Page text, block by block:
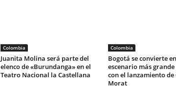
Colombia
Juanita Molina será parte del
elenco de «Burundanga» en el
Teatro Nacional la Castellana
Colombia
Bogotá se convierte
escenario más
con el lanzamiento de
Morat